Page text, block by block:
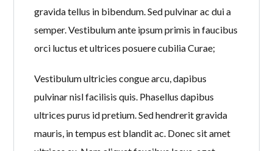
gravida tellus in bibendum. Sed pulvinar ac dui a
semper. Vestibulum ante ipsum primis in faucibus
orci luctus et ultrices posuere cubilia Curae;
Vestibulum ultricies congue arcu, dapibus
pulvinar nisl facilisis quis. Phasellus dapibus
ultrices purus id pretium. Sed hendrerit gravida
mauris, in tempus est blandit ac. Donec sit amet